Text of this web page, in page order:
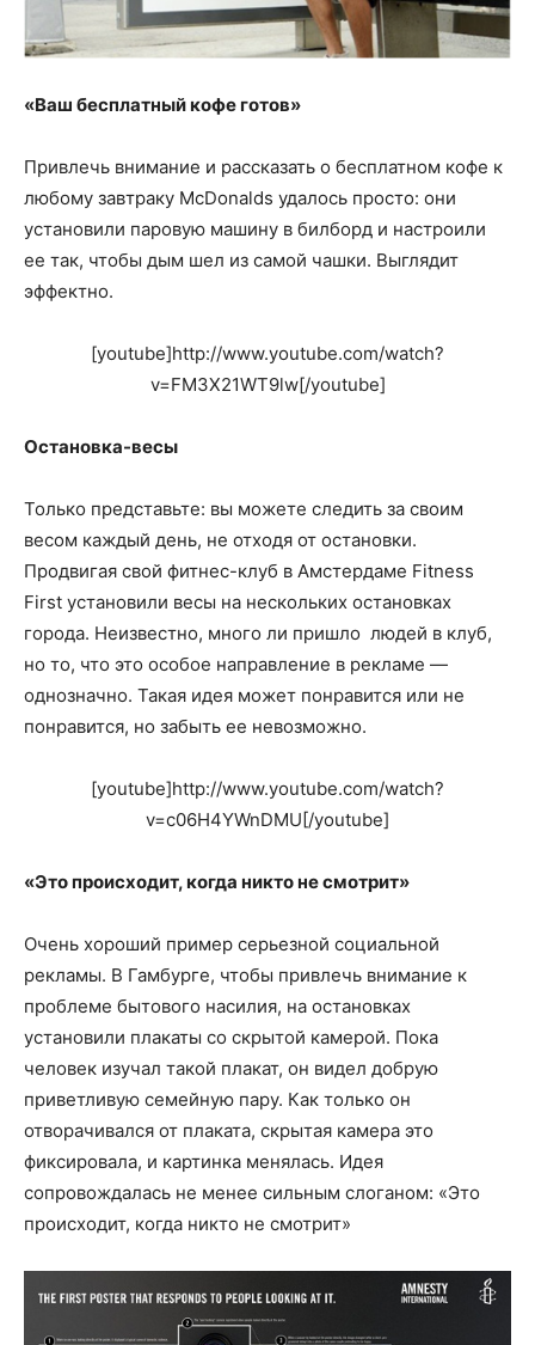
«Ваш бесплатный кофе готов»
Привлечь внимание и рассказать о бесплатном кофе к
любому завтраку McDonalds удалось просто: они
установили паровую машину в билборд и настроили
ее так, чтобы дым шел из самой чашки. Выглядит
эффектно.
[youtube]http://www.youtube.com/watch?
v=FM3X21WT9lw[/youtube]
Остановка-весы
Только представьте: вы можете следить за своим
весом каждый день, не отходя от остановки.
Продвигая свой фитнес-клуб в Амстердаме Fitness
First установили весы на нескольких остановках
города. Неизвестно, много ли пришло людей в клуб,
но то, что это особое направление в рекламе —
однозначно. Такая идея может понравится или не
понравится, но забыть ее невозможно.
[youtube]http://www.youtube.com/watch?
v=c06H4YWnDMU[/youtube]
«Это происходит, когда никто не смотрит»
Очень хороший пример серьезной социальной
рекламы. В Гамбурге, чтобы привлечь внимание к
проблеме бытового насилия, на остановках
установили плакаты со скрытой камерой. Пока
человек изучал такой плакат, он видел добрую
приветливую семейную пару. Как только он
отворачивался от плаката, скрытая камера это
фиксировала, и картинка менялась. Идея
сопровождалась не менее сильным слоганом: «Это
происходит, когда никто не смотрит»